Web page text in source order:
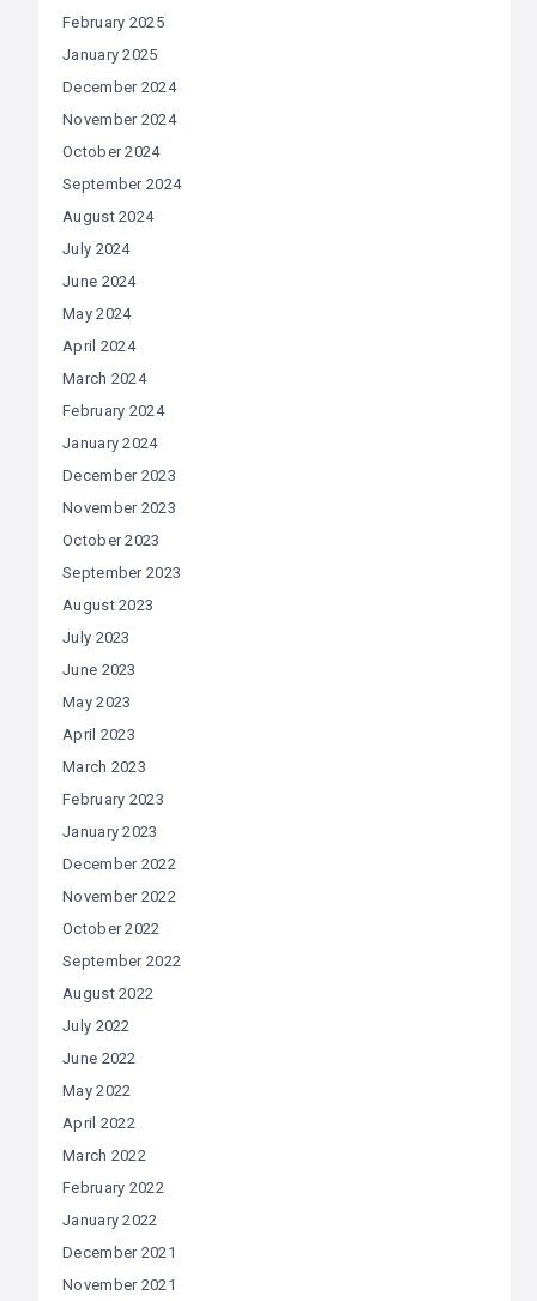
February 2025
January 2025
December 2024
November 2024
October 2024
September 2024
August 2024
July 2024
June 2024
May 2024
April 2024
March 2024
February 2024
January 2024
December 2023
November 2023
October 2023
September 2023
August 2023
July 2023
June 2023
May 2023
April 2023
March 2023
February 2023
January 2023
December 2022
November 2022
October 2022
September 2022
August 2022
July 2022
June 2022
May 2022
April 2022
March 2022
February 2022
January 2022
December 2021
November 2021